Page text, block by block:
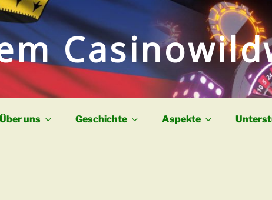
Über uns Geschichte Aspekte